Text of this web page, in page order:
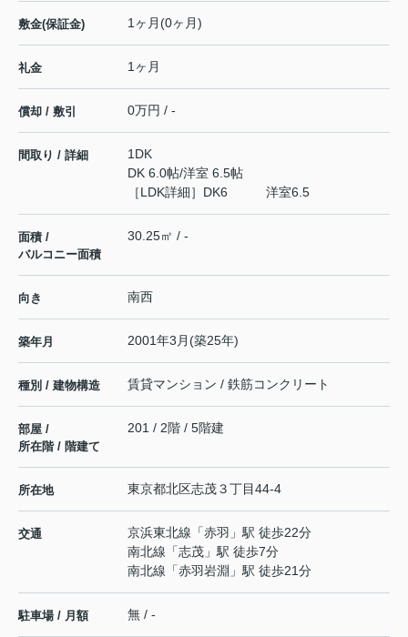
敷金(保証金) 1ヶ月(0ヶ月)
礼金 1ヶ月
償却 / 敷引 0万円 / -
間取り / 詳細
1DK
DK 6.0帖/洋室 6.5帖
［LDK詳細］DK6 洋室6.5
面積 /
バルコニー面積
30.25㎡ / -
向き 南西
築年月 2001年3月(築25年)
種別 / 建物構造 賃貸マンション / 鉄筋コンクリート
部屋 /
所在階 / 階建て
201 / 2階 / 5階建
所在地 東京都北区志茂３丁目44-4
交通 京浜東北線 「赤羽 」駅 徒歩22分
南北線 「志茂 」駅 徒歩7分
南北線 「赤羽岩淵 」駅 徒歩21分
駐車場 / 月額 無 / -